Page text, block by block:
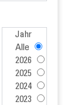
Jahr
Alle
2026
2025
2024
2023